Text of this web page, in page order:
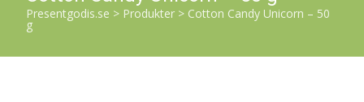
Presentgodis.se > Produkter > Cotton Candy Unicorn – 50
g